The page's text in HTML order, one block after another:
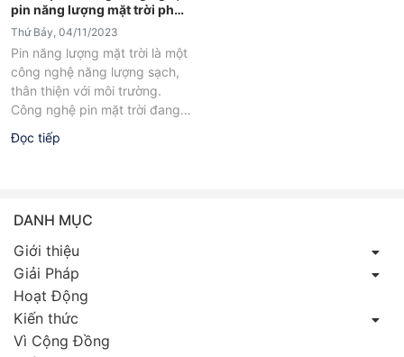
pin năng lượng mặt trời phổ
biến nhất
Thứ Bảy, 04/11/2023
Pin năng lượng mặt trời là một
công nghệ năng lượng sạch,
thân thiện với môi trường.
Công nghệ pin mặt trời đang
ngày càng trở...
Đọc tiếp
DANH MỤC
Giới thiệu
Giải Pháp
Hoạt Động
Kiến thức
Vì Cộng Đồng